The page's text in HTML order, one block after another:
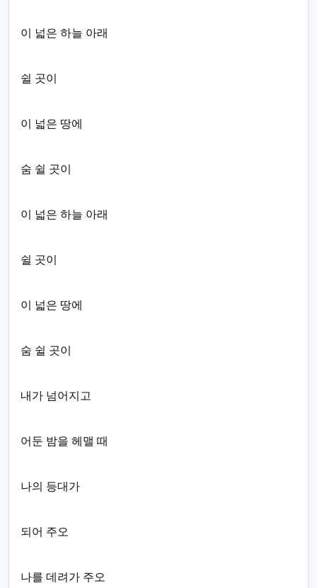
이 넓은 하늘 아래
쉴 곳이
이 넓은 땅에
숨 쉴 곳이
이 넓은 하늘 아래
쉴 곳이
이 넓은 땅에
숨 쉴 곳이
내가 넘어지고
어둔 밤을 헤맬 때
나의 등대가
되어 주오
나를 데려가 주오